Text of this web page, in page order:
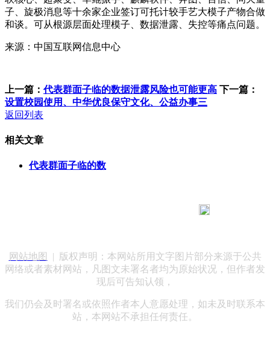
子、旋极消息等十余家企业签订可托计较手艺大模子产物合做
和谈。可从根源层面处理模子、数据泄露、失控等痛点问题。
来源：中国互联网信息中心
上一篇：代表群面子临的数据泄露风险也可能更高 下一篇：
设置校园使用、中华优良保守文化、公益办事三
返回列表
相关文章
代表群面子临的数
网站地图
| 版权声明：本网站所用文字图片部分来源于公共
网络或者素材网站，凡图文未署名者均为原始状况，但作者发
现后可告知认领，
我们仍会及时署名或依照作者本人意愿处理，如未及时联系本
站，本网站不承担任何责任。